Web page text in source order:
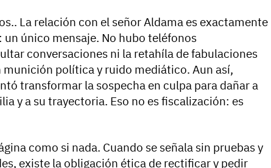
La relación con el señor Aldama es exactamente
un único mensaje. No hubo teléfonos
conversaciones ni la retahíla de fabulaciones
munición política y ruido mediático. Aun así,
transformar la sospecha en culpa para dañar a
y a su trayectoria. Eso no es fiscalización: es
como si nada. Cuando se señala sin pruebas y
existe la obligación ética de rectificar y pedir